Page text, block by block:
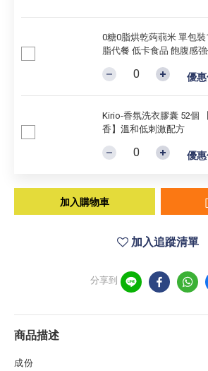
0糖0脂烘乾蒟蒻米 單包
脂代餐 低卡食品 飽腹感
優
Kirio-香氛洗衣膠囊 52個
香】溫和低刺激配方
優
加入購物車
加入追蹤清單
分享到
商品描述
成份